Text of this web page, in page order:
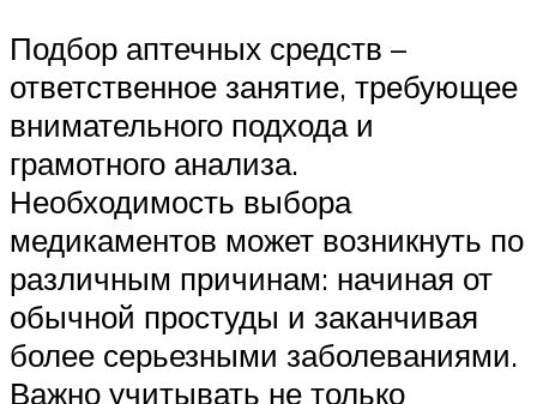
Подбор аптечных средств –
ответственное занятие, требующее
внимательного подхода и
грамотного анализа.
Необходимость выбора
медикаментов может возникнуть по
различным причинам: начиная от
обычной простуды и заканчивая
более серьезными заболеваниями.
Важно учитывать не только